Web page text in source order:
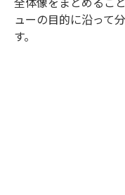
ューの目的に沿って
す。